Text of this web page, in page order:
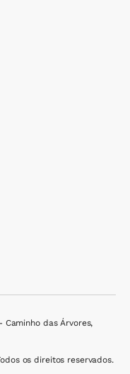
Caminho das Árvores,
os direitos reservados.